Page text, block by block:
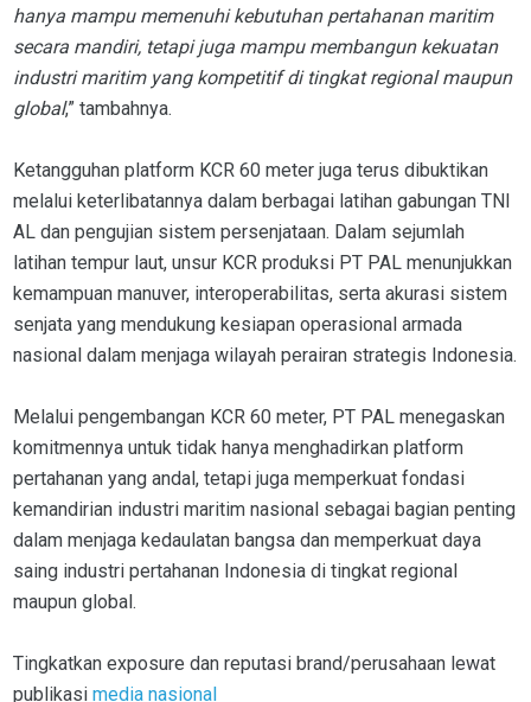
hanya mampu memenuhi kebutuhan pertahanan maritim
secara mandiri, tetapi juga mampu membangun kekuatan
industri maritim yang kompetitif di tingkat regional maupun
global,” tambahnya.
Ketangguhan platform KCR 60 meter juga terus dibuktikan
melalui keterlibatannya dalam berbagai latihan gabungan TNI
AL dan pengujian sistem persenjataan. Dalam sejumlah
latihan tempur laut, unsur KCR produksi PT PAL menunjukkan
kemampuan manuver, interoperabilitas, serta akurasi sistem
senjata yang mendukung kesiapan operasional armada
nasional dalam menjaga wilayah perairan strategis Indonesia.
Melalui pengembangan KCR 60 meter, PT PAL menegaskan
komitmennya untuk tidak hanya menghadirkan platform
pertahanan yang andal, tetapi juga memperkuat fondasi
kemandirian industri maritim nasional sebagai bagian penting
dalam menjaga kedaulatan bangsa dan memperkuat daya
saing industri pertahanan Indonesia di tingkat regional
maupun global.
Tingkatkan exposure dan reputasi brand/perusahaan lewat
publikasi media nasional